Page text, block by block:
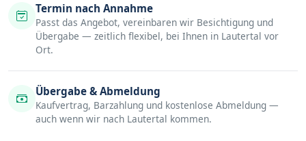
Termin nach Annahme
Passt das Angebot, vereinbaren wir Besichtigung und
Übergabe — zeitlich flexibel, bei Ihnen in Lautertal vor
Ort.
Übergabe & Abmeldung
Kaufvertrag, Barzahlung und kostenlose Abmeldung —
auch wenn wir nach Lautertal kommen.